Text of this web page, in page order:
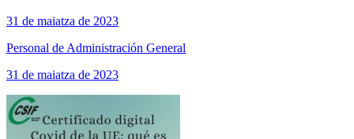
31 de maiatza de 2023
Personal de Administración General
31 de maiatza de 2023